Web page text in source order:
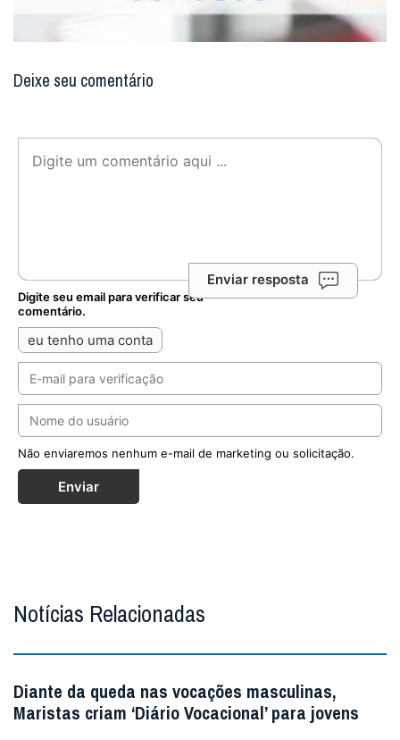
Deixe seu comentário
Enviar resposta
Digite seu email para verificar seu
comentário.
eu tenho uma conta
Não enviaremos nenhum e-mail de marketing ou solicitação.
Enviar
Notícias Relacionadas
Diante da queda nas vocações masculinas,
Maristas criam ‘Diário Vocacional’ para jovens